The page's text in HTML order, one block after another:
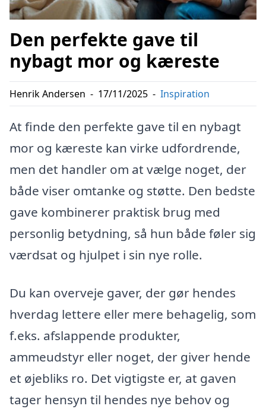
Den perfekte gave til
nybagt mor og kæreste
Henrik Andersen - 17/11/2025 - Inspiration
At finde den perfekte gave til en nybagt
mor og kæreste kan virke udfordrende,
men det handler om at vælge noget, der
både viser omtanke og støtte. Den bedste
gave kombinerer praktisk brug med
personlig betydning, så hun både føler sig
værdsat og hjulpet i sin nye rolle.
Du kan overveje gaver, der gør hendes
hverdag lettere eller mere behagelig, som
f.eks. afslappende produkter,
ammeudstyr eller noget, der giver hende
et øjebliks ro. Det vigtigste er, at gaven
tager hensyn til hendes nye behov og